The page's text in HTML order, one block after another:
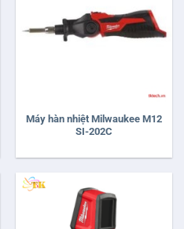
Máy hàn nhiệt Milwaukee M12
SI-202C